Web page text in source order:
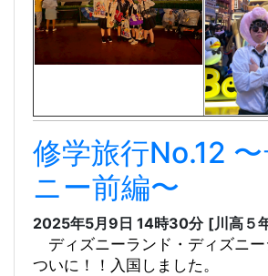
修学旅行No.12
ニー前編〜
2025年5月9日 14時30分 [川高５
ディズニーランド・ディズニー
ついに！！入国しました。